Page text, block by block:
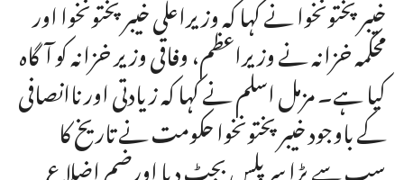
خیبرپختونخوا نے کہا کہ وزیراعلی خیبرپختونخوا اور
محکمہ خزانہ نے وزیراعظم، وفاقی وزیر خزانہ کو آگاہ
کیا ہے۔ مزمل اسلم نے کہا کہ زیادتی اور ناانصافی
کے باوجود خیبرپختونخوا حکومت نے تاریخ کا
سب سے بڑا سرپلس بجٹ دیا اورضم اضلاع